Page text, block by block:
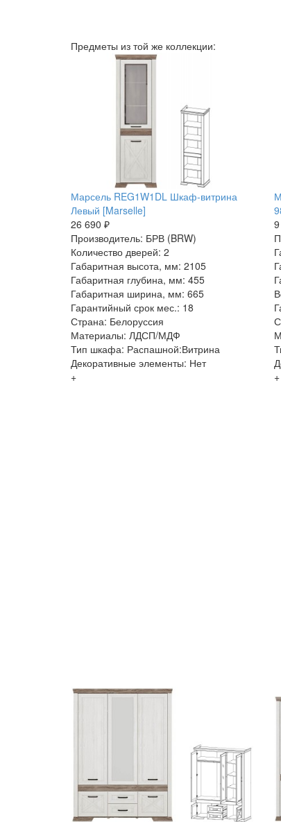
Предметы из той же коллекции:
Марсель REG1W1DL Шкаф-витрина
Левый [Marselle]
26 690 ₽
Производитель: БРВ (BRW)
Количество дверей: 2
Габаритная высота, мм: 2105
Габаритная глубина, мм: 455
Габаритная ширина, мм: 665
Гарантийный срок мес.: 18
Страна: Белоруссия
Материалы: ЛДСП/МДФ
Тип шкафа: Распашной:Витрина
Декоративные элементы: Нет
+
+